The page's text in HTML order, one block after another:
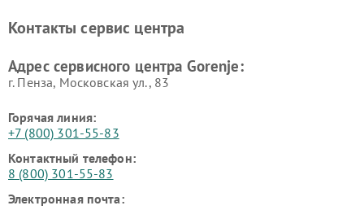
Контакты сервис центра
Адрес сервисного центра Gorenje:
г. Пенза, Московская ул., 83
Горячая линия:
+7 (800) 301-55-83
Контактный телефон:
8 (800) 301-55-83
Электронная почта: